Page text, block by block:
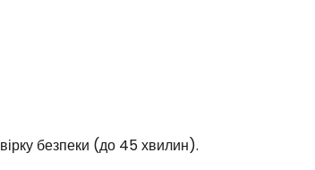
безпеки (до 45 хвилин).